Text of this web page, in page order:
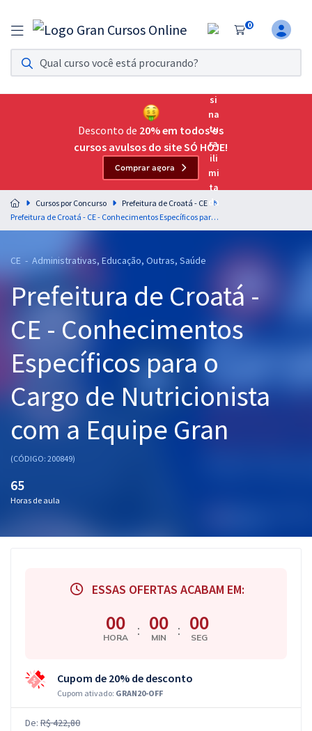
0
Assinatura Ilimitada 11
Acesso a todos os cursos. Teste grátis por 7 dias!
Assinatura OAB Até Passar
Acesso ilimitado a toda preparação para o Exame da
Residências Multiprofissionais
Preparação completa e intensiva para as principais
residências em saúde do Brasil
Cursos 20% OFF
Pós
Graduação
OAB
Questões grátis
Conteúdo gratuito
Aprovados
Desconto de 20% em todos os
cursos avulsos do site SÓ HOJE!
Comprar agora
Cursos por Concurso
Prefeitura de Croatá - CE
Prefeitura de Croatá - CE - Conhecimentos Específicos para o Cargo de Nutricionista com a Equipe Gran
CE - Administrativas, Educação, Outras, Saúde
Prefeitura de Croatá -
CE - Conhecimentos
Específicos para o
Cargo de Nutricionista
com a Equipe Gran
(CÓDIGO: 200849)
65
Horas de aula
ESSAS OFERTAS ACABAM EM:
00
HORA : 00
MIN : 00
SEG
Cupom de 20% de desconto
Cupom ativado: GRAN20-OFF
De: R$ 422,80